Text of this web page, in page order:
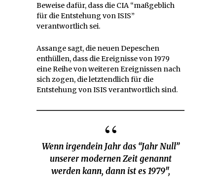
Beweise dafür, dass die CIA “maßgeblich
für die Entstehung von ISIS”
verantwortlich sei.
Assange sagt, die neuen Depeschen
enthüllen, dass die Ereignisse von 1979
eine Reihe von weiteren Ereignissen nach
sich zogen, die letztendlich für die
Entstehung von ISIS verantwortlich sind.
Wenn irgendein Jahr das “Jahr Null”
unserer modernen Zeit genannt
werden kann, dann ist es 1979″,